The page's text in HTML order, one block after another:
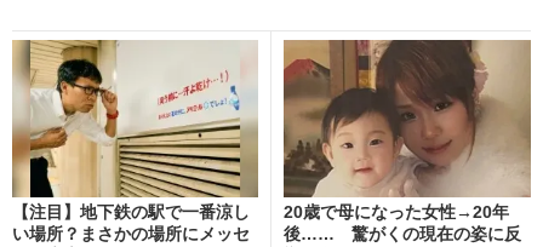
【注目】地下鉄の駅で一番涼し
い場所？まさかの場所にメッセ
20歳で母になった女性→20年
後…… 驚がくの現在の姿に反